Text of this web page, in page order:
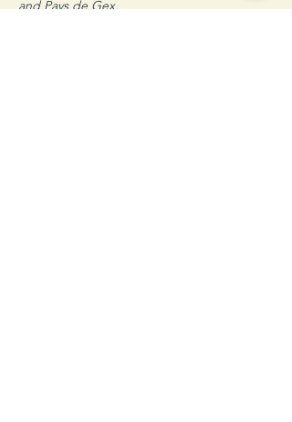
and Pays de Gex.